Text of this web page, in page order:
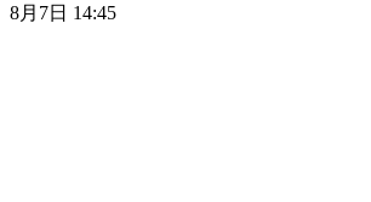
8月7日 14:45